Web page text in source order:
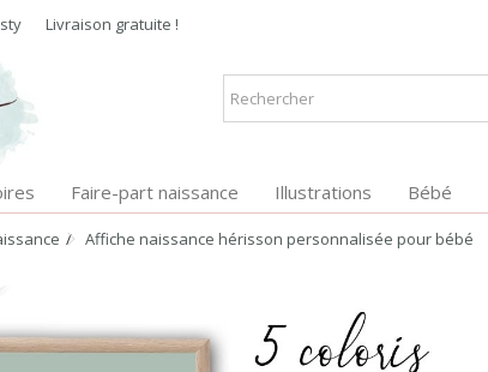
Livraison gratuite !
Faire-part naissance Illustrations Bébé
Affiche naissance hérisson personnalisée pour bébé